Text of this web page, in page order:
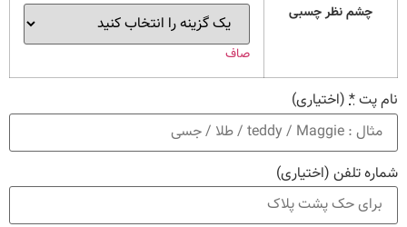
چشم نظر چسبی
صاف
نام پت* (اختیاری)
شماره تلفن (اختیاری)